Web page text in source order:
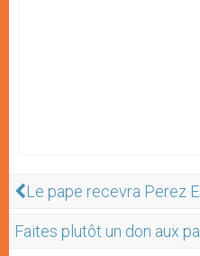
Le pape recevra Perez
Faites plutôt un don aux